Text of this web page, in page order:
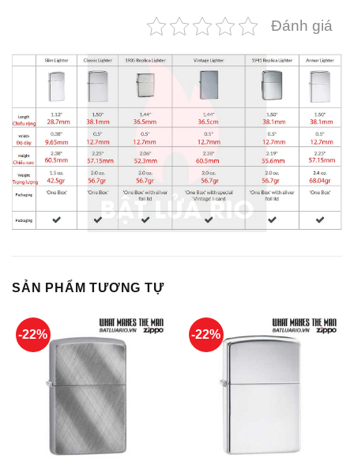
Đánh giá
SẢN PHẨM TƯƠNG TỰ
-22% -22%